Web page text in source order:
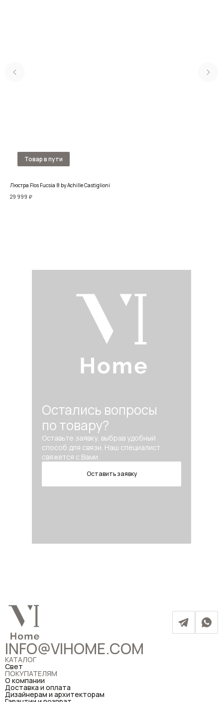
Люстра Flos Fucsia 8 by Achille Castiglioni
29 999 ₽
Остались вопросы
по товару?
Оставьте заявку, выбрав удобный
способ для связи. Наш специалист
свяжется с Вами.
Оставить заявку
INFO@VIHOME.COM
КАТАЛОГ
Свет
ПОКУПАТЕЛЯМ
О компании
Доставка и оплата
Дизайнерам и архитекторам